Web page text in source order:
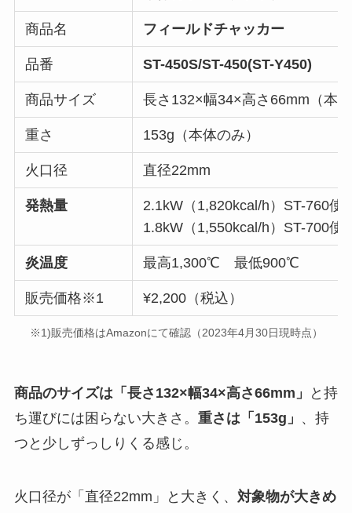
商品名 フィールドチャッカー
品番 ST-450S/ST-450(ST-Y450)
商品サイズ 長さ132×幅34×高さ66mm（本
重さ 153g（本体のみ）
火口径 直径22mm
発熱量
2.1kW（1,820kcal/h）ST-760使
1.8kW（1,550kcal/h）ST-700使
炎温度 最高1,300℃ 最低900℃
販売価格※1 ¥2,200（税込）
※1)販売価格はAmazonにて確認（2023年4月30日現時点）
商品のサイズは「長さ132×幅34×高さ66mm」
と持
ち運びには困らない大きさ。 重さは「153g」 、持
つと少しずっしりくる感じ。
火口径が「直径22mm」と大きく、 対象物が大きめ